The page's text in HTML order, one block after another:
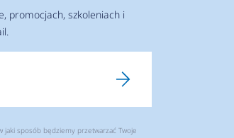
promocjach, szkoleniach i
jaki sposób będziemy przetwarzać Twoje